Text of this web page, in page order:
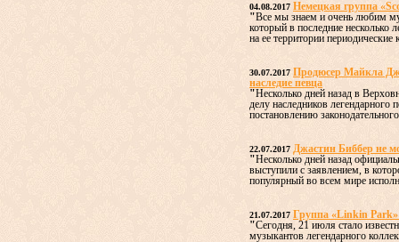
04.08.2017 Немецкая группа
"Все мы знаем и очень любим
который в последние несколько
на ее территории периодические
30.07.2017 Продюсер Майкла
наследие певца
"Несколько дней назад в
делу наследников
постановлению
22.07.2017 Джастин Биббер не
"Несколько дней назад
выступили с заявлением, в
популярный во всем мире
21.07.2017 Группа «Linkin Park»
"Сегодня, 21 июля стало
музыкантов легендарного